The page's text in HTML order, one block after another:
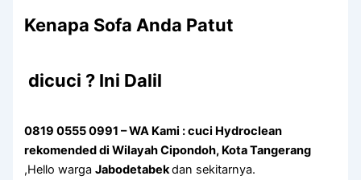
Kenapa Sofa Andа Patut
dicuci ? Ini Dalil
0819 0555 0991 – WA Kami : cuci Hydroclean
rekomended di Wilayah Cipondoh, Kota Tangerang
,Hello wargaJabodetabekdan sekitarnya.